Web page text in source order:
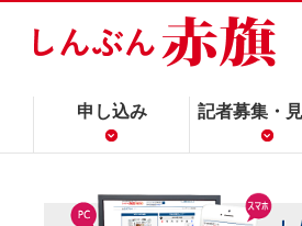
申し込み 記者募集・